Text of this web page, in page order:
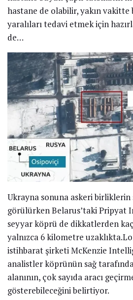
hastane de olabilir, yakın vakitte
yaralıları tedavi etmek için
de…
Ukrayna sonuna askeri birliklerin
görülürken Belarus’taki Pripyat
seyyar köprü de dikkatlerden
yalnızca 6 kilometre
istihbarat şirketi McKenzie
analistler köprünün sağ
alanının, çok sayıda aracı
gösterebileceğini belirtiyor.